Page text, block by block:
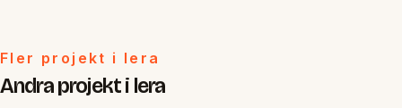
Fler projekt i lera
Andra projekt i lera